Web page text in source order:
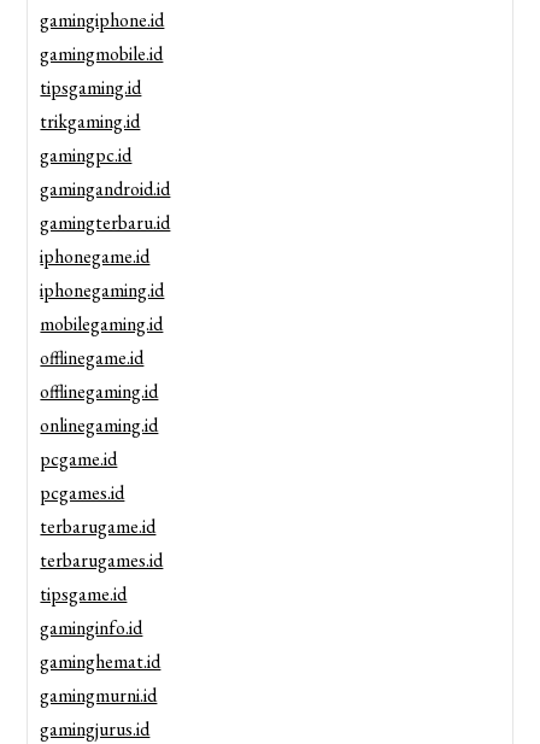
gamingiphone.id
gamingmobile.id
tipsgaming.id
trikgaming.id
gamingpc.id
gamingandroid.id
gamingterbaru.id
iphonegame.id
iphonegaming.id
mobilegaming.id
offlinegame.id
offlinegaming.id
onlinegaming.id
pcgame.id
pcgames.id
terbarugame.id
terbarugames.id
tipsgame.id
gaminginfo.id
gaminghemat.id
gamingmurni.id
gamingjurus.id